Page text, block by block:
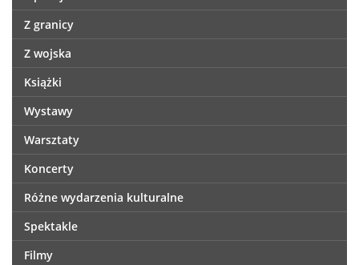
Z granicy
Z wojska
Książki
Wystawy
Warsztaty
Koncerty
Różne wydarzenia kulturalne
Spektakle
Filmy